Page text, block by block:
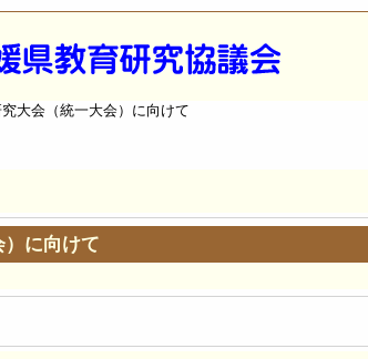
大会（統一大会）に向けて
に向けて